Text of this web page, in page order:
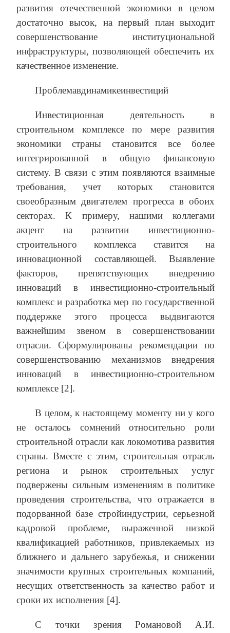
развития отечественной экономики в целом
достаточно высок, на первый план выходит
совершенствование институциональной
инфраструктуры, позволяющей обеспечить их
качественное изменение.
Проблемавдинамикеинвестиций
Инвестиционная деятельность в
строительном комплексе по мере развития
экономики страны становится все более
интегрированной в общую финансовую
систему. В связи с этим появляются взаимные
требования, учет которых становится
своеобразным двигателем прогресса в обоих
секторах. К примеру, нашими коллегами
акцент на развитии инвестиционно-
строительного комплекса ставится на
инновационной составляющей. Выявление
факторов, препятствующих внедрению
инноваций в инвестиционно-строительный
комплекс и разработка мер по государственной
поддержке этого процесса выдвигаются
важнейшим звеном в совершенствовании
отрасли. Сформулированы рекомендации по
совершенствованию механизмов внедрения
инноваций в инвестиционно-строительном
комплексе [2].
В целом, к настоящему моменту ни у кого
не осталось сомнений относительно роли
строительной отрасли как локомотива развития
страны. Вместе с этим, строительная отрасль
региона и рынок строительных услуг
подвержены сильным изменениям в политике
проведения строительства, что отражается в
подорванной базе стройиндустрии, серьезной
кадровой проблеме, выраженной низкой
квалификацией работников, привлекаемых из
ближнего и дальнего зарубежья, и снижении
значимости крупных строительных компаний,
несущих ответственность за качество работ и
сроки их исполнения [4].
С точки зрения Романовой А.И.